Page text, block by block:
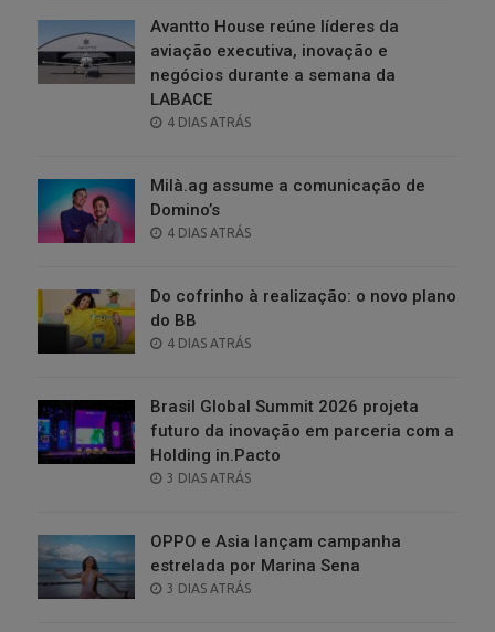
Avantto House reúne líderes da
aviação executiva, inovação e
negócios durante a semana da
LABACE
POSTED
4 DIAS ATRÁS
Milà.ag assume a comunicação de
Domino’s
POSTED
4 DIAS ATRÁS
Do cofrinho à realização: o novo plano
do BB
POSTED
4 DIAS ATRÁS
Brasil Global Summit 2026 projeta
futuro da inovação em parceria com a
Holding in.Pacto
POSTED
3 DIAS ATRÁS
OPPO e Asia lançam campanha
estrelada por Marina Sena
POSTED
3 DIAS ATRÁS